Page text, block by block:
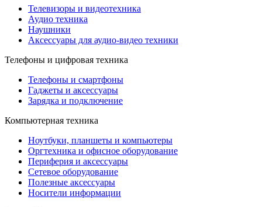
Телевизоры и видеотехника
Аудио техника
Наушники
Аксессуары для аудио-видео техники
Телефоны и цифровая техника
Телефоны и смартфоны
Гаджеты и аксессуары
Зарядка и подключение
Компьютерная техника
Ноутбуки, планшеты и компьютеры
Оргтехника и офисное оборудование
Периферия и аксессуары
Cетевое оборудование
Полезные аксессуары
Носители информации